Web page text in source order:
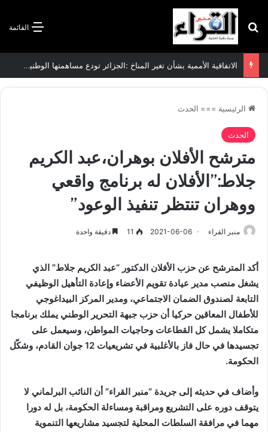
القائمة بحث عن
الاتفاقية الأممية بشأن تغير المناخ :الجزائر تودع مساهمتها الوطنية المحددة لسنة 2026
الرئيسية === الحدث
الحدث
مترشح الأفلان بوهران،عبد الكريم
جلاط:”الأفلان له برنامج واقعي
ووهران تنتظر تنفيذ الوعود”
منبر القراء 2021-06-06
11 دقيقة واحدة
أكد المترشح عن حزب الأفلان الدكتور “عبد الكريم جلاط” الذي
يشغل منصب مدير عيادة تقويم الأعضاء وإعادة التأهيل الوظيفي
التابعة لصندوق الضمان الاجتماعي، ومدير المركز البيداغوجي
للأطفال المعاقين حركيا أن حزب جبهة التحرير الوطني يملك برنامجا
متكاملا يشمل كل القطاعات وحاجيات المواطن، وسيعمل على
تجسيدها في حال فاز بالأغلبية في تشريعيات 12 جوان القادم، وشكّل
الحكومة.
وأضاف في حديثه إلى جريدة “منبر القراء” أن النائب البرلماني لا
يتوقف دوره على التشريع ومراقبة ومساءلة الحكومة، بل له دورا
مهما في مرافقة السلطات المحلية لتجسيد مشاريعها التنموية